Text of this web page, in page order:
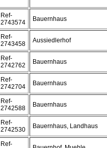
Ref-
2743574
Bauernhaus
Ref-
2743458
Aussiedlerhof
Ref-
2742762
Bauernhaus
Ref-
2742704
Bauernhaus
Ref-
2742588
Bauernhaus
Ref-
2742530
Bauernhaus, Landhaus
Ref-